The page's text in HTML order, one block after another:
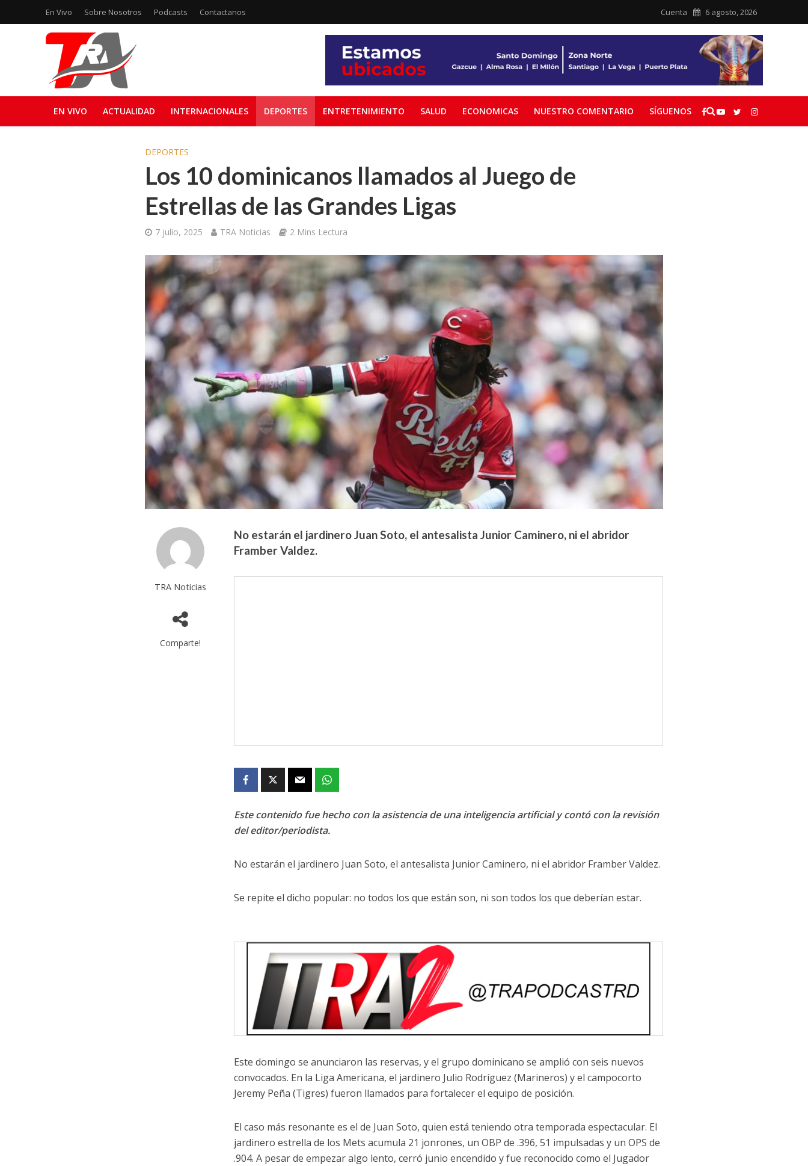
En Vivo Sobre Nosotros Podcasts Contactanos Cuenta 6 agosto, 2026
EN VIVO ACTUALIDAD INTERNACIONALES DEPORTES ENTRETENIMIENTO SALUD ECONOMICAS NUESTRO COMENTARIO SÍGUENOS
DEPORTES
Los 10 dominicanos llamados al Juego de
Estrellas de las Grandes Ligas
7 julio, 2025 TRA Noticias 2 Mins Lectura
TRA Noticias
Comparte!
No estarán el jardinero Juan Soto, el antesalista Junior Caminero, ni el abridor
Framber Valdez.
Este contenido fue hecho con la asistencia de una inteligencia artificial y contó con la revisión
del editor/periodista.
No estarán el jardinero Juan Soto, el antesalista Junior Caminero, ni el abridor Framber Valdez.
Se repite el dicho popular: no todos los que están son, ni son todos los que deberían estar.
Este domingo se anunciaron las reservas, y el grupo dominicano se amplió con seis nuevos
convocados. En la Liga Americana, el jardinero Julio Rodríguez (Marineros) y el campocorto
Jeremy Peña (Tigres) fueron llamados para fortalecer el equipo de posición.
El caso más resonante es el de Juan Soto, quien está teniendo otra temporada espectacular. El
jardinero estrella de los Mets acumula 21 jonrones, un OBP de .396, 51 impulsadas y un OPS de
.904. A pesar de empezar algo lento, cerró junio encendido y fue reconocido como el Jugador